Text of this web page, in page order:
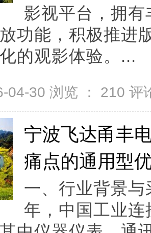
影视平台，拥
功能，积极推进
的观影体验。...
04-30 浏览 ： 210 评
宁波飞达甬丰
痛点的通用型
一、行业背景
年，中国工业